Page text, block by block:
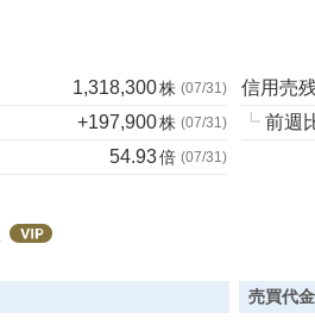
1,318,300株 (07/31 )
+197,900株 (07/31 )
54.93倍 (07/31 )
信用売
┗ 前週
売買代金